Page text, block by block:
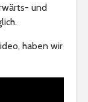
und
haben wir